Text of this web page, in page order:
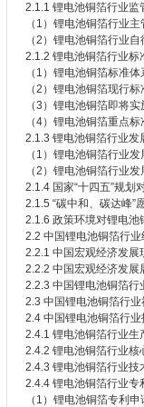
2.1.1 锂电池铜箔行业监
（1）锂电池铜箔行业主
（2）锂电池铜箔行业
2.1.2 锂电池铜箔行业标
（1）锂电池铜箔标准
（2）锂电池铜箔现行标
（3）锂电池铜箔即将
（4）锂电池铜箔重点
2.1.3 锂电池铜箔行业发
（1）锂电池铜箔行业
（2）锂电池铜箔行业
2.1.4 国家“十四五”规划
2.1.5 “碳中和、碳达峰”
2.1.6 政策环境对锂电池
2.2 中国锂电池铜箔行
2.2.1 中国宏观经济发展
2.2.2 中国宏观经济发展
2.2.3 中国锂电池铜箔行
2.3 中国锂电池铜箔行
2.4 中国锂电池铜箔行
2.4.1 锂电池铜箔行业生
2.4.2 锂电池铜箔行业核
2.4.3 锂电池铜箔行业技
2.4.4 锂电池铜箔行业专
（1）锂电池铜箔专利申